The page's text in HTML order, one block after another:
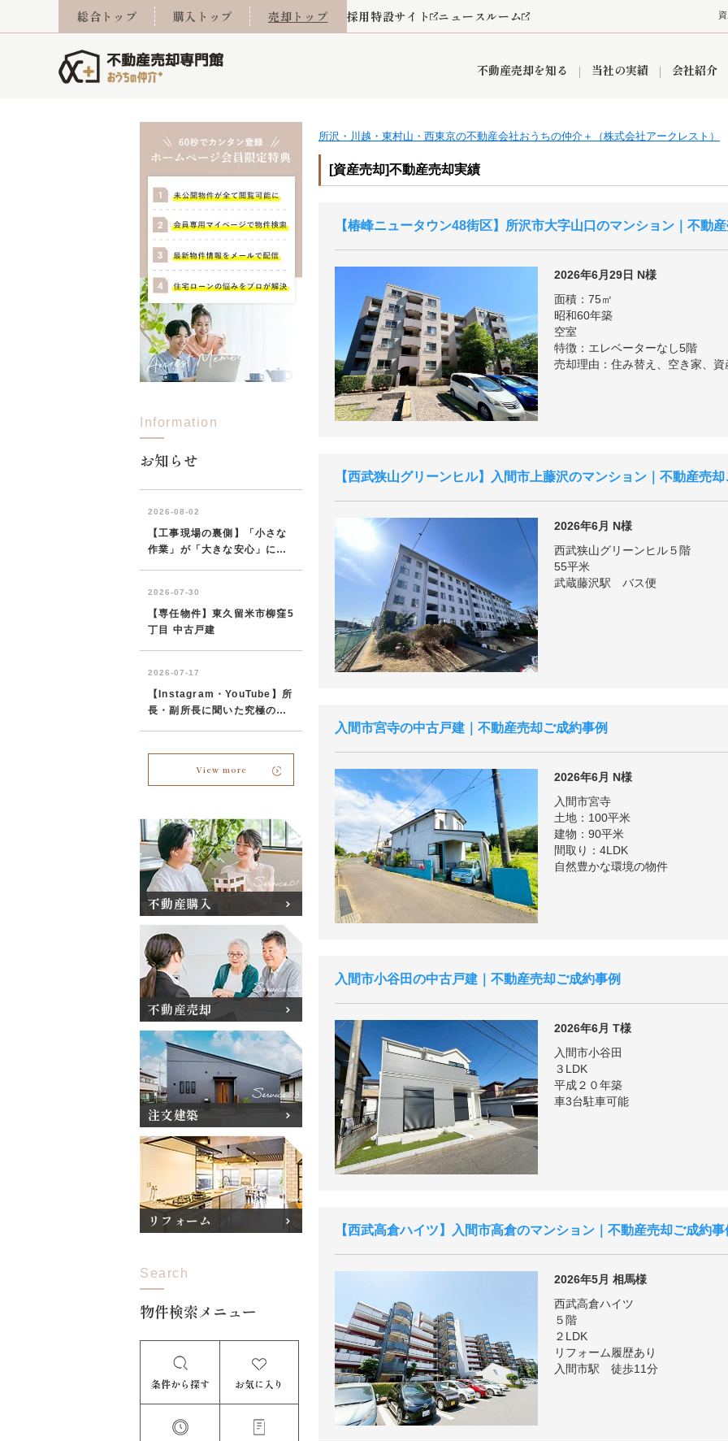
総合トップ 購入トップ 売却トップ 採用特設サイト ニュースルーム
不動産売却を知る
不動産買取 空き家
西東京市 東久留米市
売却コラム よくある質問
当社の実績
査定実績 売却成功事例
会社紹介
採用情報 お客様の声
小手指営業所 所沢営業所
おうちLABO おうちのリフォーム おうちパークグループの強み
おうちパークくらぶ
売却査定依頼 オンライン相談予約
所沢・川越・東村山・西東京の不動産会社おうちの仲介＋（株式会社アークレスト）
[資産売却]不動産売却実績
椿峰ニュータウン48街区 所沢市大字山口のマンション｜不動
2026年6月29日 N様
面積：75㎡
昭和60年築
空室
特徴：エレベーターなし5階
売却理由：住み替え、空き家、資
西武狭山グリーンヒル 入間市上藤沢のマンション｜不動産売
2026年6月 N様
西武狭山グリーンヒル５階
55平米
武蔵藤沢駅 バス便
入間市宮寺の中古戸建｜不動産売却ご成約事例
2026年6月 N様
入間市宮寺
土地：100平米
建物：90平米
間取り：4LDK
自然豊かな環境の物件
入間市小谷田の中古戸建｜不動産売却ご成約事例
2026年6月 T様
入間市小谷田
３LDK
平成２０年築
車3台駐車可能
西武高倉ハイツ 入間市高倉のマンション｜不動産売却ご成約事
2026年5月 相馬様
西武高倉ハイツ
５階
２LDK
リフォーム履歴あり
入間市駅 徒歩11分
Information
お知らせ
View more
不動産購入
不動産売却
注文建築
リフォーム
Search
物件検索メニュー
条件から探す お気に入り